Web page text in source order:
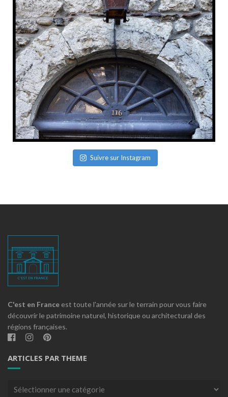
Suivre sur Instagram
C'est en France est toute l'année sur le terrain pour vous faire
découvrir le patrimoine naturel, historique ou architectural des
régions françaises.
ARTICLES PAR THEME
Articles